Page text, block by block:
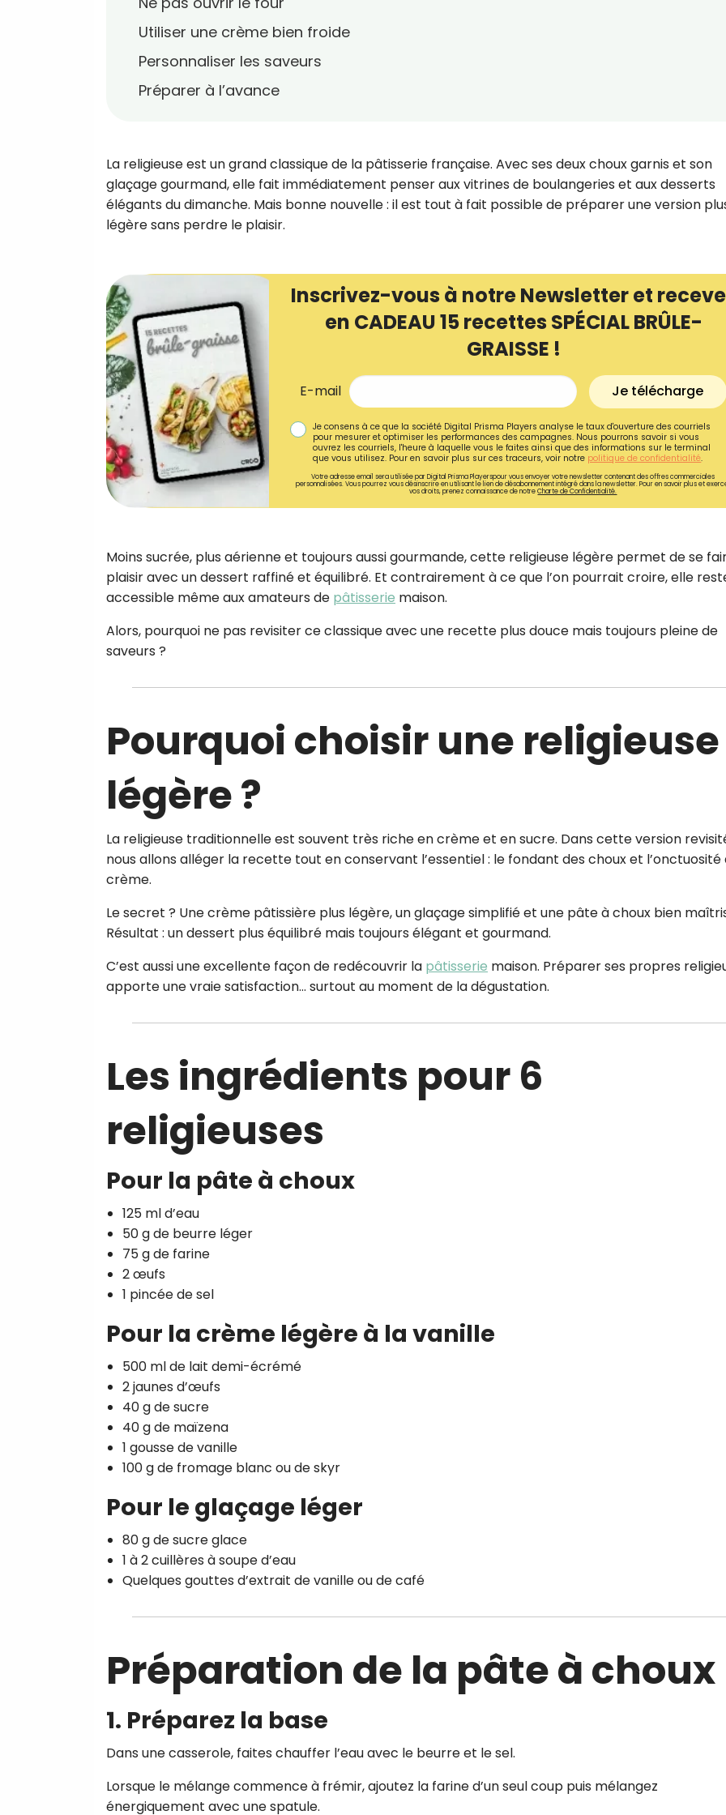
Utiliser une crème bien froide
Personnaliser les saveurs
Préparer à l’avance
La religieuse est un grand classique de la pâtisserie française. Avec ses deux choux garnis et son
glaçage gourmand, elle fait immédiatement penser aux vitrines de boulangeries et aux desserts
élégants du dimanche. Mais bonne nouvelle : il est tout à fait possible de préparer une version
légère sans perdre le plaisir.
Inscrivez-vous à notre Newsletter et
en CADEAU 15 recettes SPÉCIAL BRÛLE-
GRAISSE !
E-mail Je télécharge
Je consens à ce que la société Digital Prisma Players analyse le taux d'ouverture des courriels
pour mesurer et optimiser les performances des campagnes. Nous pourrons savoir si vous
ouvrez les courriels, l'heure à laquelle vous le faites ainsi que des informations sur le terminal
que vous utilisez. Pour en savoir plus sur ces traceurs, voir notre politique de confidentialité.
Votre adresse email sera utilisée par Digital Prisma Playerspour vous envoyer votre newsletter contenant des offres commerciales
personnalisées. Vous pourrez vous désinscrire en utilisant le lien de désabonnement intégré dans la newsletter. Pour en savoir plus et
vos droits, prenez connaissance de notreCharte de Confidentialité.
Moins sucrée, plus aérienne et toujours aussi gourmande, cette religieuse légère permet de se
plaisir avec un dessert raffiné et équilibré. Et contrairement à ce que l’on pourrait croire, elle
accessible même aux amateurs de pâtisserie maison.
Alors, pourquoi ne pas revisiter ce classique avec une recette plus douce mais toujours pleine de
saveurs ?
Pourquoi choisir une religieuse
légère ?
La religieuse traditionnelle est souvent très riche en crème et en sucre. Dans cette version
nous allons alléger la recette tout en conservant l’essentiel : le fondant des choux et l’onctuosité
crème.
Le secret ? Une crème pâtissière plus légère, un glaçage simplifié et une pâte à choux bien
Résultat : un dessert plus équilibré mais toujours élégant et gourmand.
C’est aussi une excellente façon de redécouvrir la pâtisserie maison. Préparer ses propres
apporte une vraie satisfaction… surtout au moment de la dégustation.
Les ingrédients pour 6
religieuses
Pour la pâte à choux
125 ml d’eau
50 g de beurre léger
75 g de farine
2 œufs
1 pincée de sel
Pour la crème légère à la vanille
500 ml de lait demi-écrémé
2 jaunes d’œufs
40 g de sucre
40 g de maïzena
1 gousse de vanille
100 g de fromage blanc ou de skyr
Pour le glaçage léger
80 g de sucre glace
1 à 2 cuillères à soupe d’eau
Quelques gouttes d’extrait de vanille ou de café
Préparation de la pâte à choux
1. Préparez la base
Dans une casserole, faites chauffer l’eau avec le beurre et le sel.
Lorsque le mélange commence à frémir, ajoutez la farine d’un seul coup puis mélangez
énergiquement avec une spatule.
Recevez gratuitement
recettes inédites de
!
Ainsi que la newsletter
CROQ.
Je consens à ce que la société
Prisma Players analyse le taux
des courriels pour mesurer et
performances des campagnes.
pourrons savoir si vous ouvrez les
utilisez. Pour en savoir plus sur ces
voir notrepolitique de confidentialité
Confidentialité.